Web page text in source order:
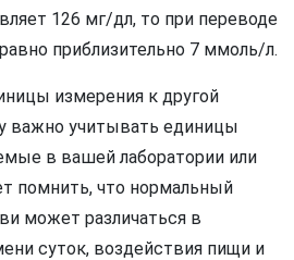
126 мг/дл, то при переводе
приблизительно 7 ммоль/л.
измерения к другой
важно учитывать единицы
в вашей лаборатории или
помнить, что нормальный
может различаться в
суток, воздействия пищи и